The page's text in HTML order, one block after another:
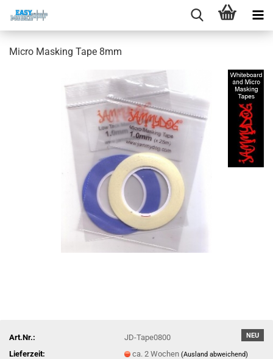
Micro Masking Tape 8mm
NEU
Art.Nr.:
JD-Tape0800
Lieferzeit:
ca. 2 Wochen(Ausland abweichend)